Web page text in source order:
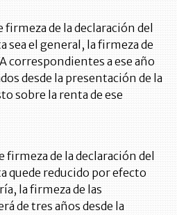
de la declaración del
sea el general, la firmeza de
correspondientes a ese año
desde la presentación de la
sobre la renta de ese
firmeza de la declaración del
quede reducido por efecto
la firmeza de las
de tres años desde la